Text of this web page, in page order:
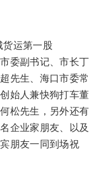
委副书记、市长丁
先生、海口市委常
始人兼快狗打车董
松先生，另外还有
企业家朋友、以及
朋友一同到场祝